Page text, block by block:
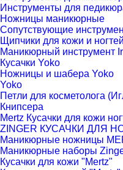
Инструменты для
Ножницы маникюрные
Сопутствующие
Щипчики для кожи и ногтей
Маникюрный инструмент
Кусачки Yoko
Ножницы и шабера Yoko
Yoko
Петли для косметолога
Книпсера
Mertz Кусачки для кожи
ZINGER КУСАЧКИ ДЛЯ
Маникюрные ножницы
Маникюрные наборы
Кусачки для кожи "Mertz"